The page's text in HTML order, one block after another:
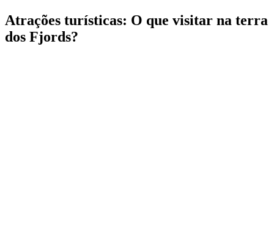
Atrações turísticas: O que visitar na terra
dos Fjords?